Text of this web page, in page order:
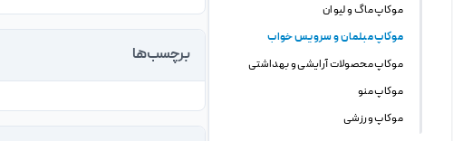
موکاپ ماگ و لیوان
موکاپ مبلمان و سرویس خواب
موکاپ محصولات آرایشی و بهداشتی
موکاپ منو
موکاپ ورزشی
برچسب‌ها